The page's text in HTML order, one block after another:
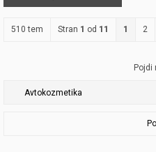
510 tem Stran 1 od 11 1 2
Pojdi